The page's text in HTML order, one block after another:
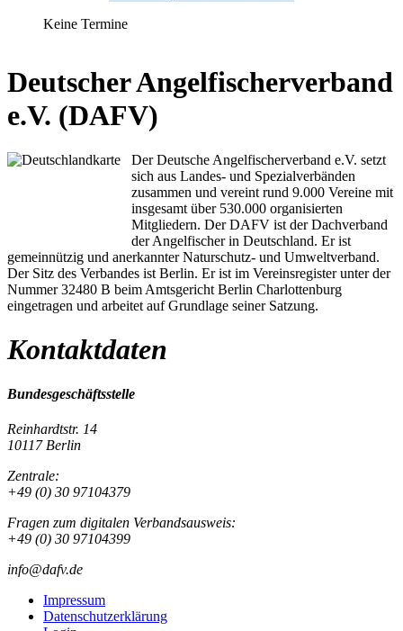
Keine Termine
Deutscher Angelfischerverband
e.V. (DAFV)
Der Deutsche Angelfischerverband e.V. setzt
sich aus Landes- und Spezialverbänden
zusammen und vereint rund 9.000 Vereine mit
insgesamt über 530.000 organisierten
Mitgliedern. Der DAFV ist der Dachverband
der Angelfischer in Deutschland. Er ist
gemeinnützig und anerkannter Naturschutz- und Umweltverband.
Der Sitz des Verbandes ist Berlin. Er ist im Vereinsregister unter der
Nummer 32480 B beim Amtsgericht Berlin Charlottenburg
eingetragen und arbeitet auf Grundlage seiner Satzung.
Kontaktdaten
Bundesgeschäftsstelle
Reinhardtstr. 14
10117 Berlin
Zentrale:
+49 (0) 30 97104379
Fragen zum digitalen Verbandsausweis:
+49 (0) 30 97104399
info@dafv.de
Impressum
Datenschutzerklärung